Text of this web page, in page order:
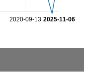
2020-09-13 2025-11-06